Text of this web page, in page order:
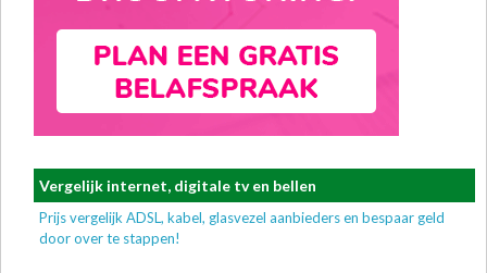
Vergelijk internet, digitale tv en bellen
Prijs vergelijk ADSL, kabel, glasvezel aanbieders en bespaar geld
door over te stappen!